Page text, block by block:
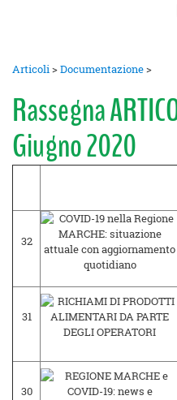
Articoli>Documentazione>
Rassegna
Giugno 2020
32
31
30